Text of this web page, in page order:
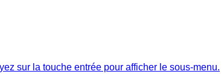
sur la touche entrée pour afficher le sous-menu.